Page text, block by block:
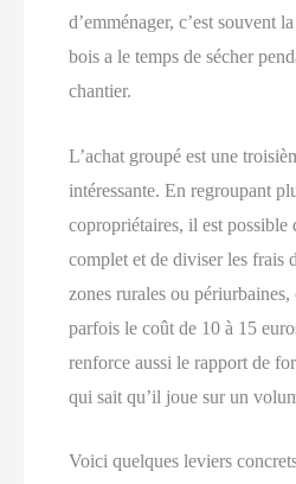
d’emménager, c’est souvent
bois a le temps de sécher
chantier.
L’achat groupé est une
intéressante. En regroupant
copropriétaires, il est
complet et de diviser les frais
zones rurales ou
parfois le coût de 10 à 15
renforce aussi le rapport de
qui sait qu’il joue sur un
Voici quelques leviers